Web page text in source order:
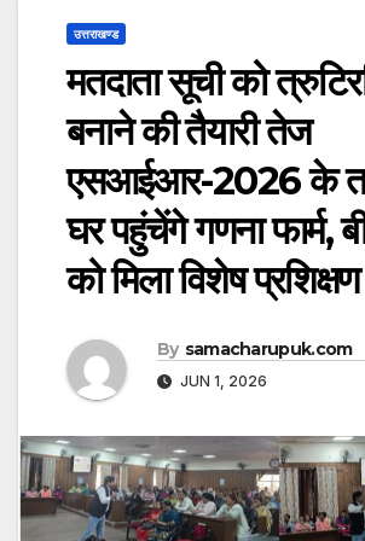
उत्तराखण्ड
मतदाता सूची को
बनाने की तैयारी तेज
एसआईआर-2026 के
घर पहुंचेंगे गणना फार्म,
को मिला विशेष प्रशिक्षण
By samacharupuk.com
JUN 1, 2026